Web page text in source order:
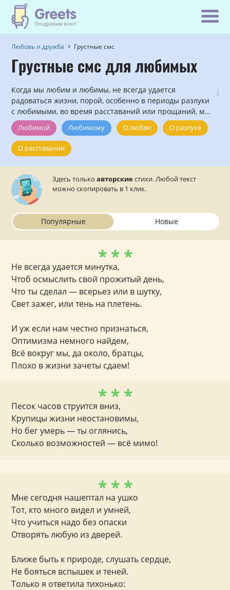
Любовь и дружба Грустные смс
Грустные смс для любимых
↓
Когда мы любим и любимы, не всегда удается
радоваться жизни, порой, особенно в периоды разлуки
с любимыми, во время расставаний или прощаний, мы
испытываем грустные чувства... И часто хочется
поделиться своей грустью, отправив смс своему
любимому человеку....
Любимой Любимому О любви О разлуке
О расставании
Здесь толькоавторские стихи. Любой текст
можно скопировать в 1 клик.
Популярные Новые
* * *
Не всегда удается минутка,
Чтоб осмыслить свой прожитый день,
Что ты сделал — всерьез или в шутку,
Свет зажег, или тень на плетень.
И уж если нам честно признаться,
Оптимизма немного найдем,
Всё вокруг мы, да около, братцы,
Плохо в жизни зачеты сдаем!
* * *
Песок часов струится вниз,
Крупицы жизни неостановимы,
Но бег умерь — ты оглянись,
Сколько возможностей — всё мимо!
* * *
Мне сегодня нашептал на ушко
Тот, кто много видел и умней,
Что учиться надо без опаски
Отворять любую из дверей.
Ближе быть к природе, слушать сердце,
Не бояться вспышек и теней.
Только я ответила тихонько: